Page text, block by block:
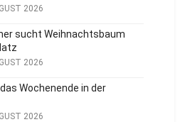
2026
sucht Weihnachtsbaum
2026
Wochenende in der
2026